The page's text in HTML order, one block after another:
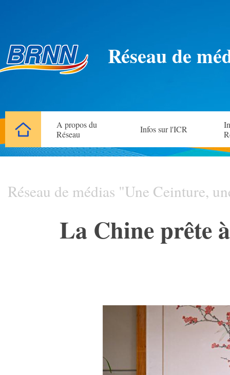
Réseau de
A propos du
Réseau
Infos sur l'ICR
Réseau de médias "Une Ceinture,
La Chine prête